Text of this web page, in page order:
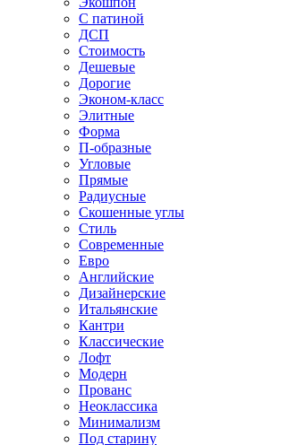
С патиной
ДСП
Стоимость
Дешевые
Дорогие
Эконом-класс
Элитные
Форма
П-образные
Угловые
Прямые
Радиусные
Скошенные углы
Стиль
Современные
Евро
Английские
Дизайнерские
Итальянские
Кантри
Классические
Лофт
Модерн
Прованс
Неоклассика
Минимализм
Под старину